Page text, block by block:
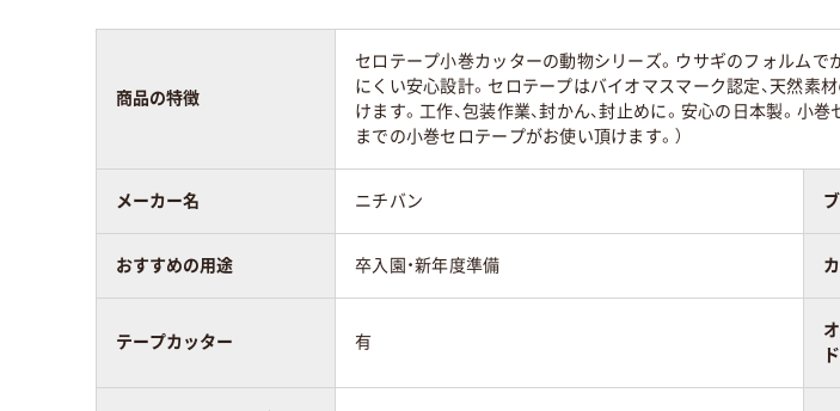
商品の特徴
セロテープ小巻カッターの動物シリーズ。ウサギのフォルム
にくい安心設計。セロテープはバイオマスマーク認定、天然素
けます。工作、包装作業、封かん、封止めに。安心の日本製。
までの小巻セロテープがお使い頂けます。）
メーカー名 ニチバン
おすすめの用途 卒入園・新年度準備
テープカッター 有
ド